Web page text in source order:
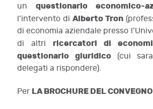
un questionario economico-
l’intervento di Alberto Tron
di economia aziendale presso
di altri ricercatori di
questionario giuridico (cui
delegati a rispondere).
Per LA BROCHURE DEL CONVEGNO